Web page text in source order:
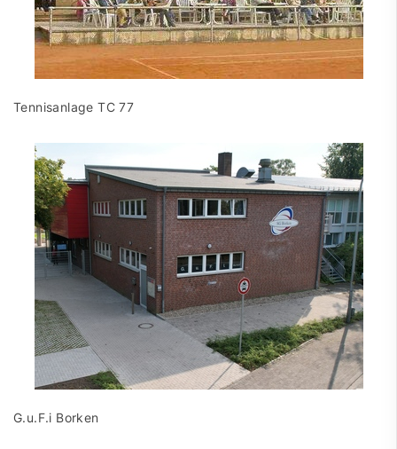
Tennisanlage TC 77
G.u.F.i Borken